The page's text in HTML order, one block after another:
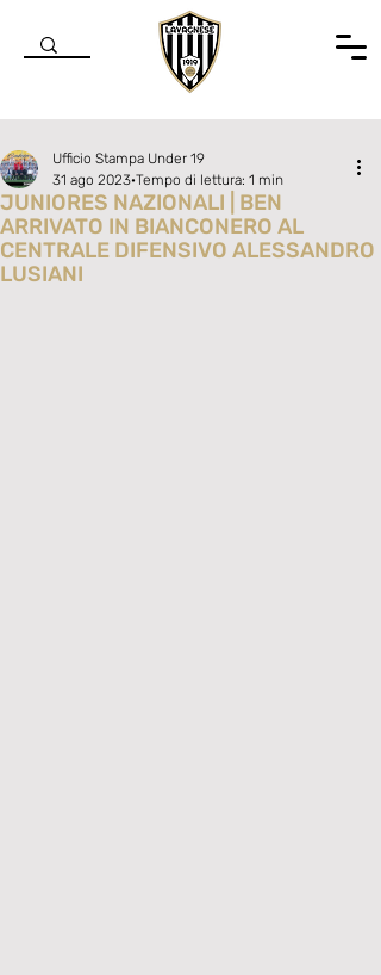
JUNIORES NAZIONALI | BEN
ARRIVATO IN BIANCONERO AL
CENTRALE DIFENSIVO ALESSANDRO
LUSIANI
Ufficio Stampa Under 19
31 ago 2023 Tempo di lettura: 1 min